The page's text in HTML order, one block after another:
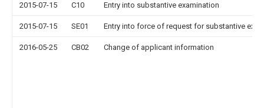
2015-07-15 C10 Entry into substantive examination
2015-07-15 SE01 Entry into force of request for substantive
2016-05-25 CB02 Change of applicant information